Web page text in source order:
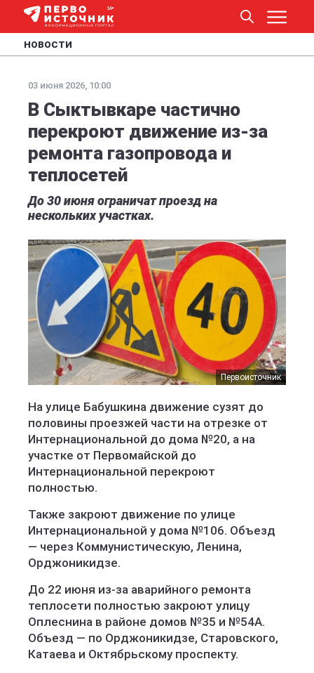
НОВОСТИ
03 июня 2026, 10:00
В Сыктывкаре частично
перекроют движение из‑за
ремонта газопровода и
теплосетей
До 30 июня ограничат проезд на
нескольких участках.
Первоисточник
На улице Бабушкина движение сузят до
половины проезжей части на отрезке от
Интернациональной до дома №20, а на
участке от Первомайской до
Интернациональной перекроют
полностью.
Также закроют движение по улице
Интернациональной у дома №106. Объезд
— через Коммунистическую, Ленина,
Орджоникидзе.
До 22 июня из‑за аварийного ремонта
теплосети полностью закроют улицу
Оплеснина в районе домов №35 и №54А.
Объезд — по Орджоникидзе, Старовского,
Катаева и Октябрьскому проспекту.